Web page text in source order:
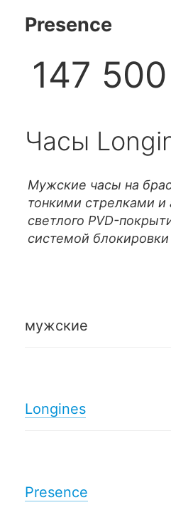
Presence
147
Часы
Мужские часы на
тонкими стрелками
светлого PVD-
системой блокировки
мужские
Longines
Presence